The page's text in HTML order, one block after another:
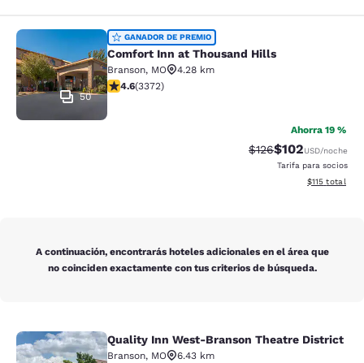
Comfort Inn at Thousand Hills
50
GANADOR DE PREMIO
Comfort Inn at Thousand Hills
Branson, MO
4.28 km
calificación de 4.58 estrellas. Excelente. 3372 reseñas
4.6(3372)
Ahorra 19 %
Precio tachado:
$126Precio con
$102USD/noche
Tarifa para socios
Ver detalles
$115 total
A continuación, encontrarás hoteles adicionales en el área que
no coinciden exactamente con tus criterios de búsqueda.
Quality Inn West-Branson Theatre
Quality Inn West-Branson Theatre District
Branson, MO
6.43 km